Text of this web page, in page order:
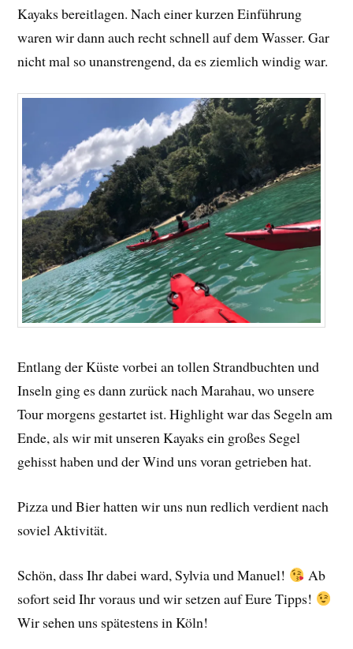
Kayaks bereitlagen. Nach einer kurzen Einführung
waren wir dann auch recht schnell auf dem Wasser. Gar
nicht mal so unanstrengend, da es ziemlich windig war.
Entlang der Küste vorbei an tollen Strandbuchten und
Inseln ging es dann zurück nach Marahau, wo unsere
Tour morgens gestartet ist. Highlight war das Segeln am
Ende, als wir mit unseren Kayaks ein großes Segel
gehisst haben und der Wind uns voran getrieben hat.
Pizza und Bier hatten wir uns nun redlich verdient nach
soviel Aktivität.
Schön, dass Ihr dabei ward, Sylvia und Manuel!
Ab
sofort seid Ihr voraus und wir setzen auf Eure Tipps!
Wir sehen uns spätestens in Köln!